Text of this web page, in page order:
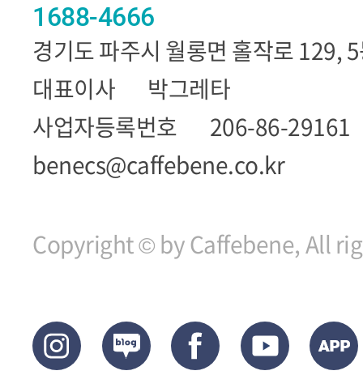
1688-4666
경기도 파주시 월롱면 홀작로 129,
대표이사
박그레타
사업자등록번호
206-86-29161
benecs@caffebene.co.kr
Copyright © by Caffebene, All